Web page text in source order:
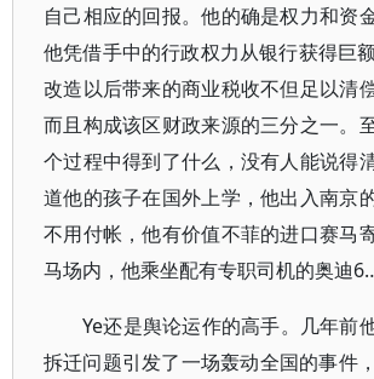
自己相应的回报。他的确是权力和资
他凭借手中的行政权力从银行获得巨
改造以后带来的商业税收不但足以清
而且构成该区财政来源的三分之一。
个过程中得到了什么，没有人能说得
道他的孩子在国外上学，他出入南京
不用付帐，他有价值不菲的进口赛马
马场内，他乘坐配有专职司机的奥迪
Ye还是舆论运作的高手。几年前
拆迁问题引发了一场轰动全国的事件